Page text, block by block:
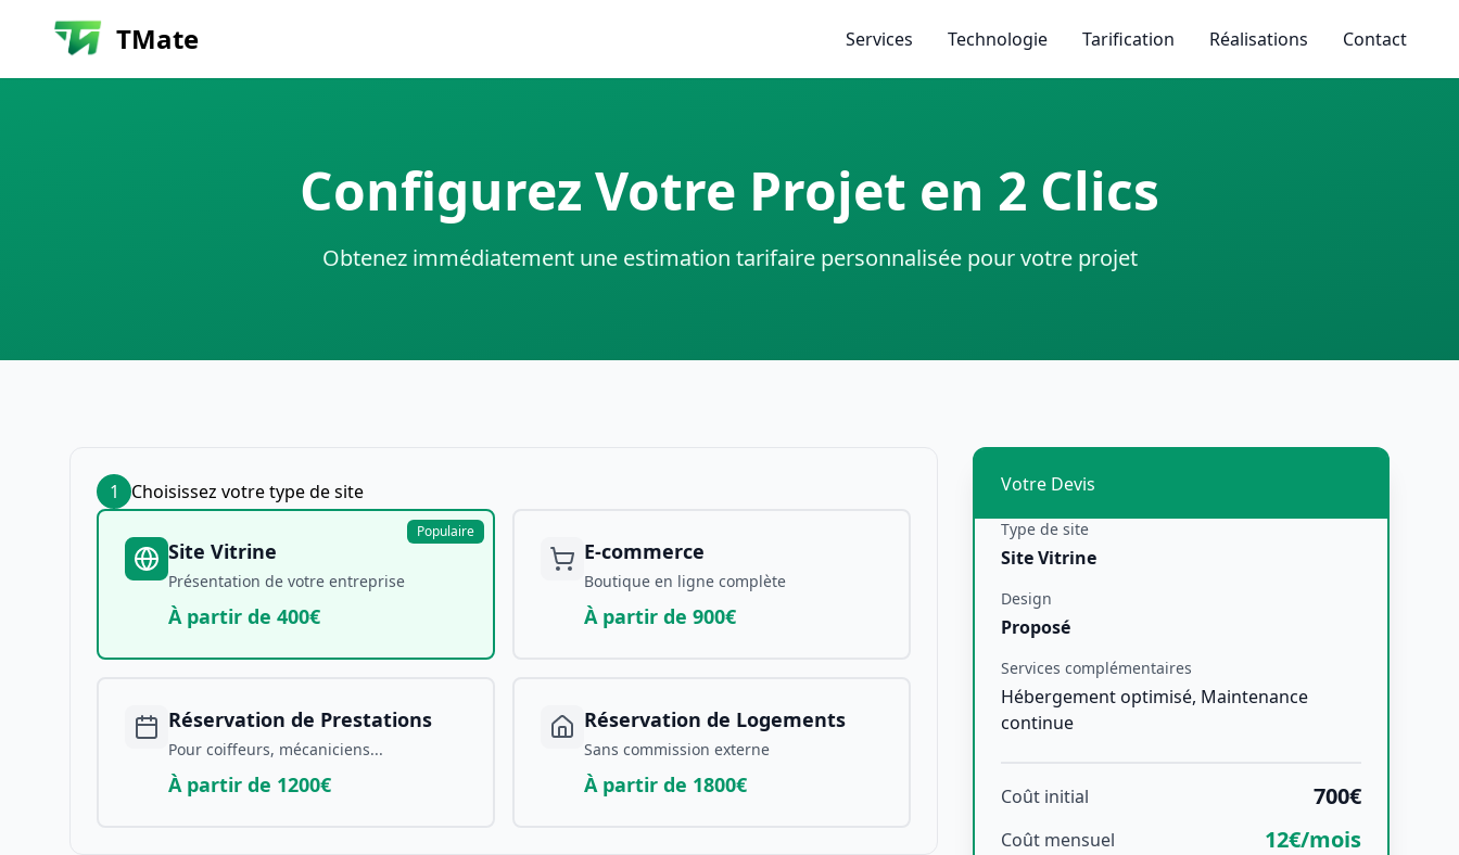
TMate Services Technologie Tarification Réalisations Contact
Configurez Votre Projet en 2 Clics
Obtenez immédiatement une estimation tarifaire personnalisée pour votre projet
1 Choisissez votre type de site
Populaire
Site Vitrine
Présentation de votre entreprise
À partir de 400€
E-commerce
Boutique en ligne complète
À partir de 900€
Réservation de Prestations
Pour coiffeurs, mécaniciens...
À partir de 1200€
Réservation de Logements
Sans commission externe
À partir de 1800€
Votre Devis
Type de site
Site Vitrine
Design
Proposé
Services complémentaires
Hébergement optimisé, Maintenance
continue
Coût initial 700€
Coût mensuel 12€/mois